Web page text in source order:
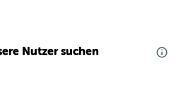
Nutzer suchen